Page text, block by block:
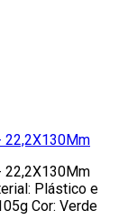
22,2X130Mm
22,2X130Mm
Plástico e
Cor: Verde